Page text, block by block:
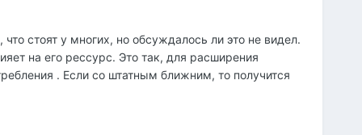
стоят у многих, но обсуждалось ли это не видел.
на его рессурс. Это так, для расширения
. Если со штатным ближним, то получится